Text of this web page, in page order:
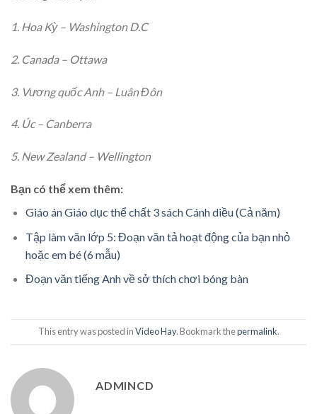
1. Hoa Kỳ – Washington D.C
2. Canada – Ottawa
3. Vương quốc Anh – Luân Đôn
4. Úc – Canberra
5. New Zealand – Wellington
Bạn có thể xem thêm:
Giáo án Giáo dục thể chất 3 sách Cánh diều (Cả năm)
Tập làm văn lớp 5: Đoạn văn tả hoạt động của bạn nhỏ
hoặc em bé (6 mẫu)
Đoạn văn tiếng Anh về sở thích chơi bóng bàn
This entry was posted inVideo Hay. Bookmark thepermalink.
ADMINCD